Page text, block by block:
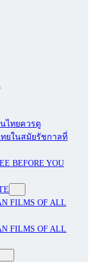
ไทยควรดู
ยในสมัยรัชกาลที่
BEFORE YOU
FILMS OF ALL
FILMS OF ALL